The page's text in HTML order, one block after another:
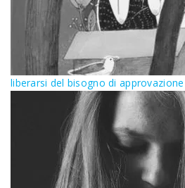
liberarsi del bisogno di approvazione